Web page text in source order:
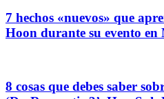
7 hechos «nuevos» que
Hoon durante su evento
8 cosas que debes saber